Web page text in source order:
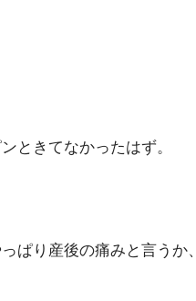
ときてなかったはず。
ぱり産後の痛みと言うか、